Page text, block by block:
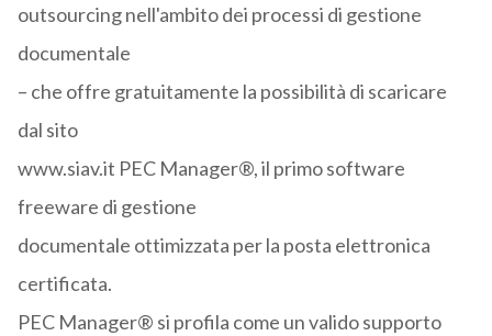
outsourcing nell'ambito dei processi di gestione
documentale
– che offre gratuitamente la possibilità di scaricare
dal sito
www.siav.it PEC Manager®, il primo software
freeware di gestione
documentale ottimizzata per la posta elettronica
certificata.
PEC Manager® si profila come un valido supporto